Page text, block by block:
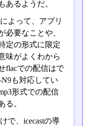
あるようだ。
よって、アプリ
必要なことや、
定の形式に限定
味がよくわから
flacでの配信はで
も対応してい
形式での配信
る。
で、icecastの導